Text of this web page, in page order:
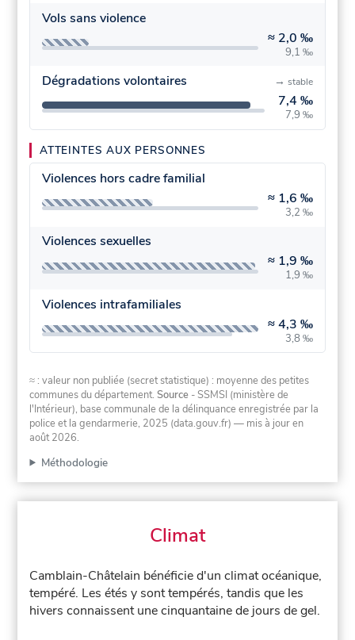
Vols sans violence
≈ 2,0 ‰
9,1 ‰
Dégradations volontaires
7,4 ‰
7,9 ‰
→ stable
ATTEINTES AUX PERSONNES
Violences hors cadre familial
≈ 1,6 ‰
3,2 ‰
Violences sexuelles
≈ 1,9 ‰
1,9 ‰
Violences intrafamiliales
≈4,3 ‰
3,8 ‰
≈ : valeur non publiée (secret statistique) : moyenne des petites
communes du département.Source - SSMSI (ministère de
l'Intérieur), base communale de la délinquance enregistrée par la
police et la gendarmerie, 2025 (data.gouv.fr) — mis à jour en
août 2026.
Méthodologie
Climat
Camblain-Châtelain bénéficie d'un climat océanique,
tempéré. Les étés y sont tempérés, tandis que les
hivers connaissent une cinquantaine de jours de gel.